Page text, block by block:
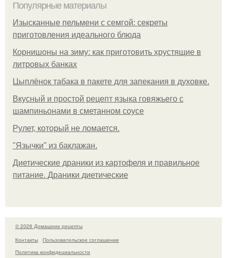
Популярные материалы
Изысканные пельмени с семгой: секреты
приготовления идеального блюда
Корнишоны на зиму: как приготовить хрустящие в
литровых банках
Цыплёнок табака в пакете для запекания в духовке.
Вкусный и простой рецепт языка говяжьего с
шампиньонами в сметанном соусе
Рулет, который не ломается.
"Язычки" из баклажан.
Диетические драники из картофеля и правильное
питание. Драники диетические
© 2026 Домашние рецепты
Контакты
Пользовательское соглашение
Политика конфидециальности